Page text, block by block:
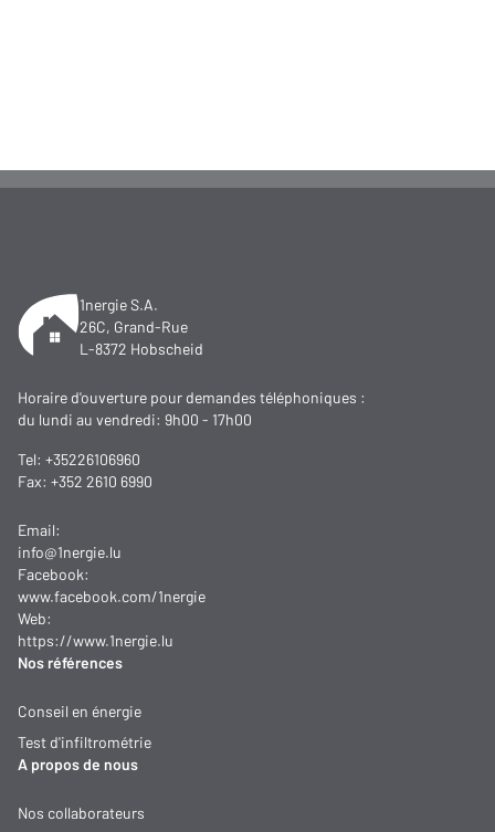
1nergie S.A.
26C, Grand-Rue
L-8372 Hobscheid
Horaire d'ouverture pour demandes téléphoniques :
du lundi au vendredi: 9h00 - 17h00
Tel: +35226106960
Fax: +352 2610 6990
Email:
info@1nergie.lu
Facebook:
www.facebook.com/1nergie
Web:
https://www.1nergie.lu
Nos références
Conseil en énergie
Test d'infiltrométrie
A propos de nous
Nos collaborateurs